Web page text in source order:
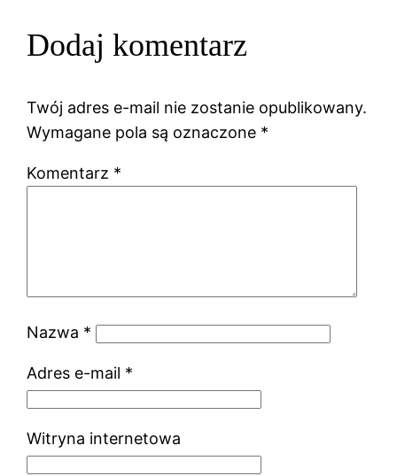
Dodaj komentarz
Twój adres e-mail nie zostanie opublikowany.
Wymagane pola są oznaczone *
Komentarz *
Nazwa *
Adres e-mail *
Witryna internetowa